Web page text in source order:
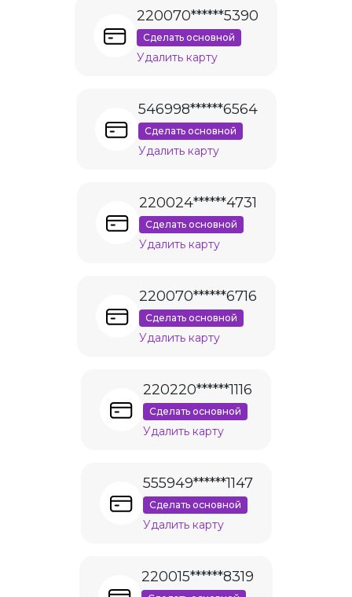
220070******5390
Сделать основной
Удалить карту
546998******6564
Сделать основной
Удалить карту
220024******4731
Сделать основной
Удалить карту
220070******6716
Сделать основной
Удалить карту
220220******1116
Сделать основной
Удалить карту
555949******1147
Сделать основной
Удалить карту
220015******8319